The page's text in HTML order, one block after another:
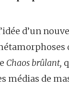
d’un
Chaos brûlant,
médias de